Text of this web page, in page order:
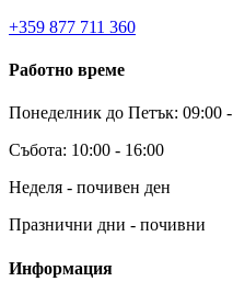
+359 877 711 360
Работно време
Понеделник до Петък: 09:00
Събота: 10:00 - 16:00
Неделя - почивен ден
Празнични дни - почивни
Информация